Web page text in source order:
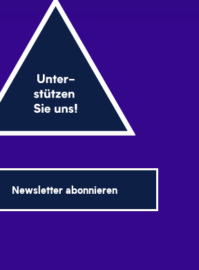
Newsletter abonnieren